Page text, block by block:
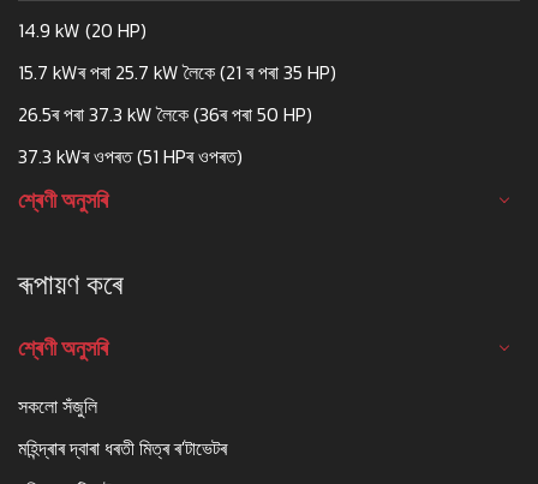
14.9 kW (20 HP)
15.7 kWৰ পৰা 25.7 kW লৈকে (21 ৰ পৰা 35 HP)
26.5ৰ পৰা 37.3 kW লৈকে (36ৰ পৰা 50 HP)
37.3 kWৰ ওপৰত (51 HPৰ ওপৰত)
শ্ৰেণী অনুসৰি
ৰূপায়ণ কৰে
শ্ৰেণী অনুসৰি
সকলো সঁজুলি
মহিন্দ্ৰাৰ দ্বাৰা ধৰতী মিত্ৰ ৰ'টাভেটৰ